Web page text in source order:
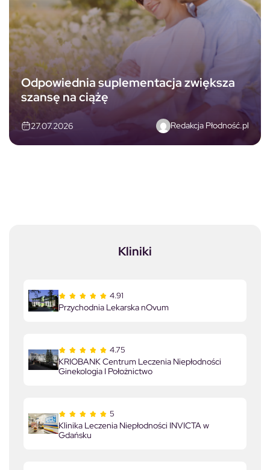
Odpowiednia suplementacja zwiększa
szansę na ciążę
27.07.2026 Redakcja Płodność.pl
Kliniki
4.91
Przychodnia Lekarska nOvum
4.75
KRIOBANK Centrum Leczenia Niepłodności
Ginekologia I Położnictwo
5
Klinika Leczenia Niepłodności INVICTA w
Gdańsku